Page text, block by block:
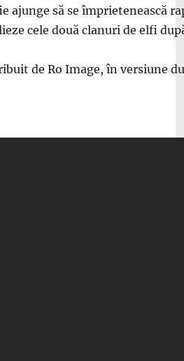
să se împrietenească
cele două clanuri de elfi
de Ro Image, în versiune